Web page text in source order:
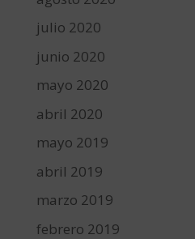
julio 2020
junio 2020
mayo 2020
abril 2020
mayo 2019
abril 2019
marzo 2019
febrero 2019